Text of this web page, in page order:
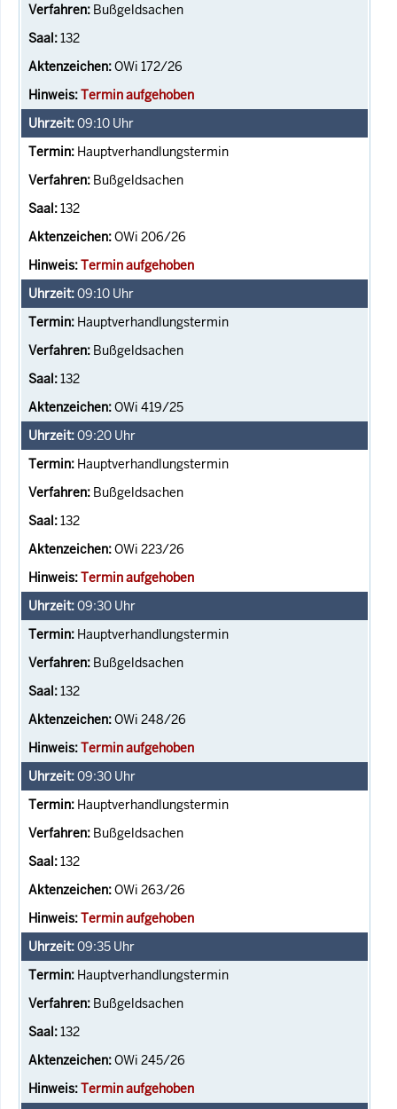
Bußgeldsachen
132
OWi 172/26
Termin aufgehoben
09:10 Uhr
Hauptverhandlungstermin
Bußgeldsachen
132
OWi 206/26
Termin aufgehoben
09:10 Uhr
Hauptverhandlungstermin
Bußgeldsachen
132
OWi 419/25
09:20 Uhr
Hauptverhandlungstermin
Bußgeldsachen
132
OWi 223/26
Termin aufgehoben
09:30 Uhr
Hauptverhandlungstermin
Bußgeldsachen
132
OWi 248/26
Termin aufgehoben
09:30 Uhr
Hauptverhandlungstermin
Bußgeldsachen
132
OWi 263/26
Termin aufgehoben
09:35 Uhr
Hauptverhandlungstermin
Bußgeldsachen
132
OWi 245/26
Termin aufgehoben